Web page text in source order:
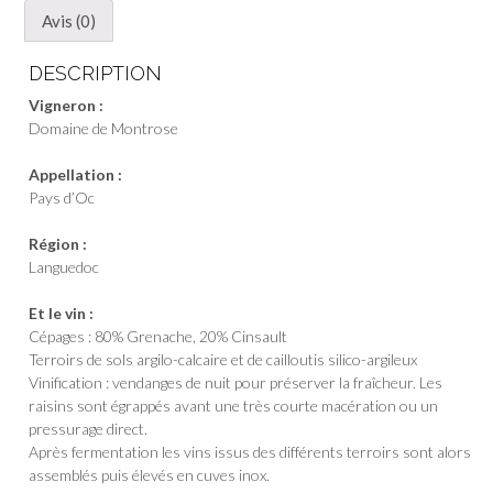
Avis (0)
DESCRIPTION
Vigneron :
Domaine de Montrose
Appellation :
Pays d’Oc
Région :
Languedoc
Et le vin :
Cépages : 80% Grenache, 20% Cinsault
Terroirs de sols argilo-calcaire et de cailloutis silico-argileux
Vinification : vendanges de nuit pour préserver la fraîcheur. Les
raisins sont égrappés avant une très courte macération ou un
pressurage direct.
Après fermentation les vins issus des différents terroirs sont alors
assemblés puis élevés en cuves inox.